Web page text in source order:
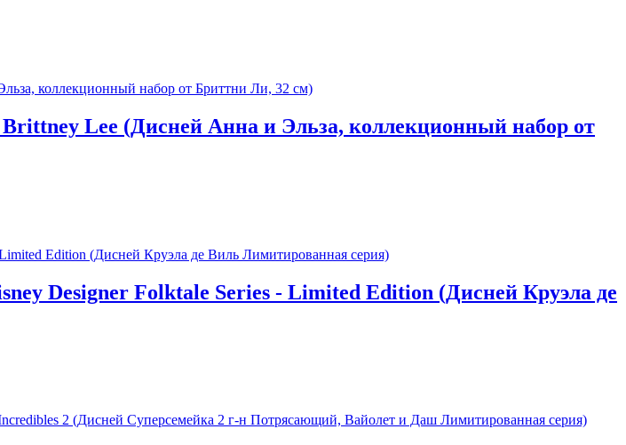
Lee (Дисней Анна и Эльза, коллекционный набор от
Designer Folktale Series - Limited Edition (Дисней Круэла де